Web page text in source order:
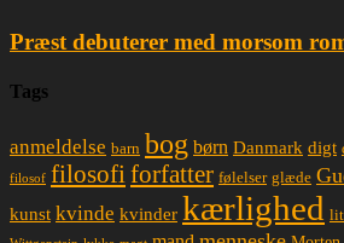
Præst debuterer med morsom
Tags
anmeldelse barn bog børn Danmark digt
filosof filosofiforfatter følelser glæde
kunst kvinde kvinder kærlighed